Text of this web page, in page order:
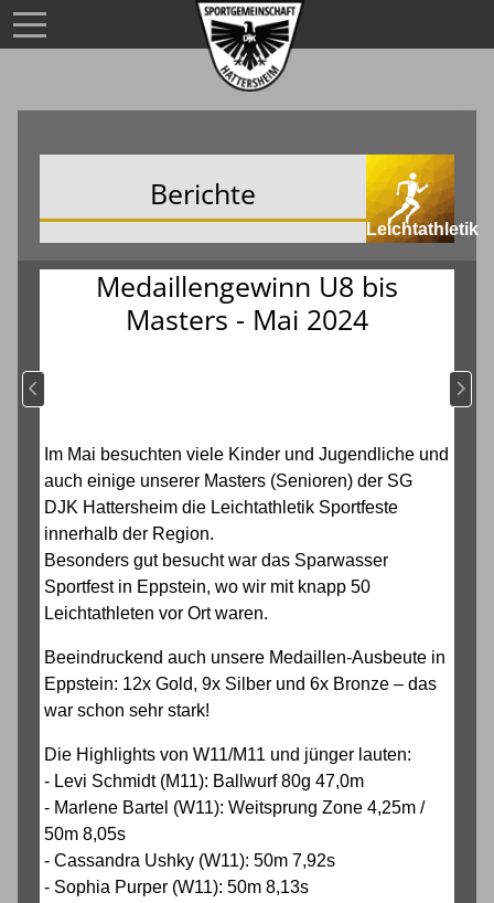
Berichte
Leichtathletik
Medaillengewinn U8 bis
Masters - Mai 2024
Vorheriger Beitrag: Hattersheimer Triple U8, U10, U12
Im Mai besuchten viele Kinder und Jugendliche und
auch einige unserer Masters (Senioren) der SG
DJK Hattersheim die Leichtathletik Sportfeste
innerhalb der Region.
Besonders gut besucht war das Sparwasser
Sportfest in Eppstein, wo wir mit knapp 50
Leichtathleten vor Ort waren.
Beeindruckend auch unsere Medaillen-Ausbeute in
Eppstein: 12x Gold, 9x Silber und 6x Bronze – das
war schon sehr stark!
Die Highlights von W11/M11 und jünger lauten:
- Levi Schmidt (M11): Ballwurf 80g 47,0m
- Marlene Bartel (W11): Weitsprung Zone 4,25m /
50m 8,05s
- Cassandra Ushky (W11): 50m 7,92s
- Sophia Purper (W11): 50m 8,13s